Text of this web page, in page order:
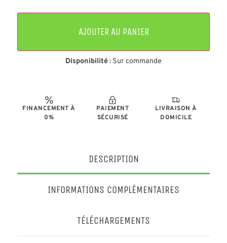
AJOUTER AU PANIER
Disponibilité: Sur commande
FINANCEMENT À
0%
PAIEMENT
SÉCURISÉ
LIVRAISON À
DOMICILE
DESCRIPTION
INFORMATIONS COMPLÉMENTAIRES
TÉLÉCHARGEMENTS